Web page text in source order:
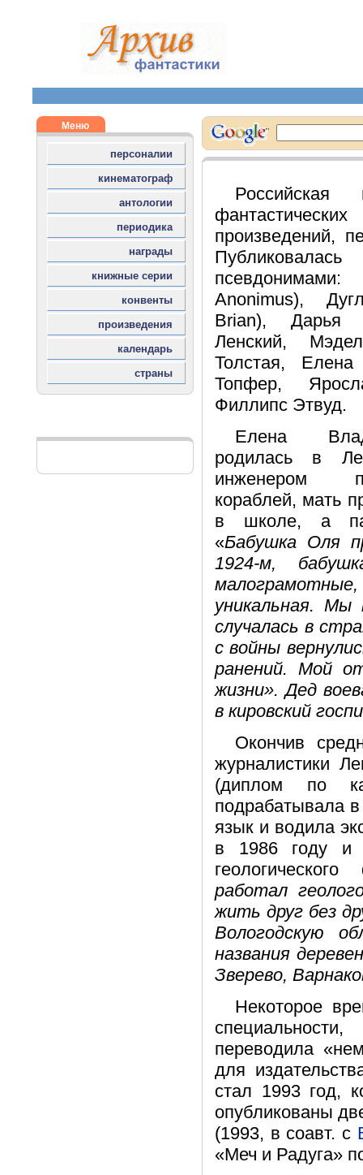
Российская
произведений,
Anonimus),
Brian), Дарья
Ленский,
Толстая,
Топфер,
Филлипс Этвуд.
Елена
родилась в
инженером
кораблей, мать
в школе, а
«Бабушка Оля
1924-м,
уникальная. Мы
случалась в
с войны
ранений. Мой
жизни». Дед
в кировский
Окончив
журналистики
(диплом по
подрабатывала
язык и водила
в 1986 году и
работал
жить друг без
Вологодскую
названия
Зверево,
Некоторое
переводила
для
стал 1993 год,
опубликованы
(1993, в соавт. с
«Меч и Радуга»